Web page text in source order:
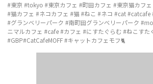
#東京 #tokyo #東京カフェ #町田カフェ #東京猫カフ
#猫カフェ #ネコカフェ #猫 #ねこ #ネコ #cat
#グランベリーパーク #南町田グランベリーパーク
ニマルカフェ #cafe #カフェ #にすたぐらむ #ねこすた
#GBP#CatCafeMOFF #キャットカフェモフ🐈